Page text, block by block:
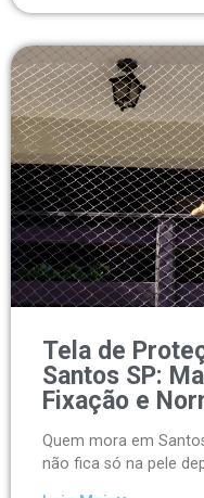
Tela de
Santos SP:
Fixação e
Quem mora em
não fica só na pele